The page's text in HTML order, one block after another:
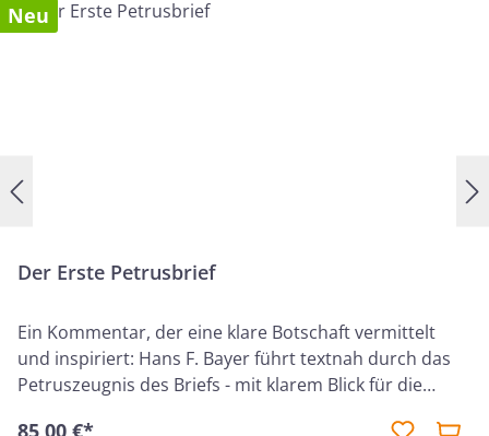
Neu
Der Erste Petrusbrief
Ein Kommentar, der eine klare Botschaft vermittelt
und inspiriert: Hans F. Bayer führt textnah durch das
Petruszeugnis des Briefs - mit klarem Blick für die